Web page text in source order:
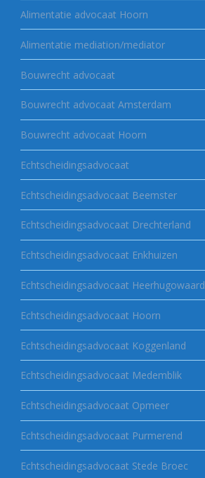
Alimentatie advocaat Hoorn
Alimentatie mediation/mediator
Bouwrecht advocaat
Bouwrecht advocaat Amsterdam
Bouwrecht advocaat Hoorn
Echtscheidingsadvocaat
Echtscheidingsadvocaat Beemster
Echtscheidingsadvocaat Drechterland
Echtscheidingsadvocaat Enkhuizen
Echtscheidingsadvocaat Heerhugowaard
Echtscheidingsadvocaat Hoorn
Echtscheidingsadvocaat Koggenland
Echtscheidingsadvocaat Medemblik
Echtscheidingsadvocaat Opmeer
Echtscheidingsadvocaat Purmerend
Echtscheidingsadvocaat Stede Broec